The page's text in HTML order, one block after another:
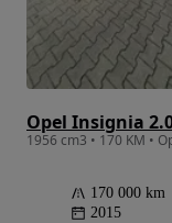
Opel Insignia
170 000 km
2015